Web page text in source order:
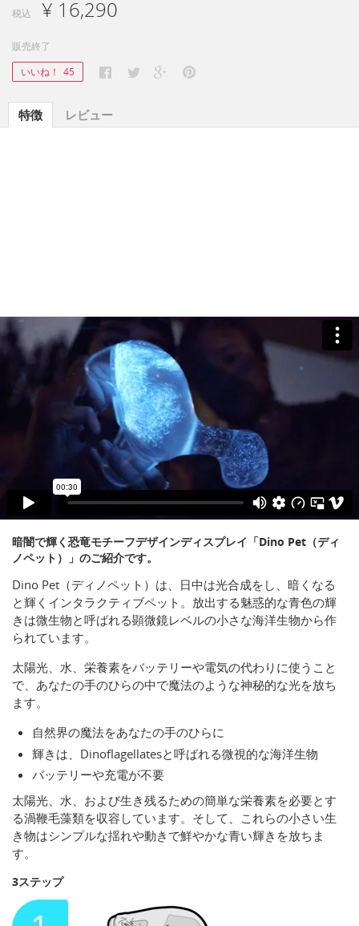
税込 ¥ 16,290
販売終了
いいね！ 45
特徴 レビュー
暗闇で輝く恐竜モチーフデザインディスプレイ「Dino Pet（ディ
ノペット）」のご紹介です。
Dino Pet（ディノペット）は、日中は光合成をし、暗くなる
と輝くインタラクティブペット。放出する魅惑的な青色の輝
きは微生物と呼ばれる顕微鏡レベルの小さな海洋生物から作
られています。
太陽光、水、栄養素をバッテリーや電気の代わりに使うこと
で、あなたの手のひらの中で魔法のような神秘的な光を放ち
ます。
自然界の魔法をあなたの手のひらに
輝きは、Dinoflagellatesと呼ばれる微視的な海洋生物
バッテリーや充電が不要
太陽光、水、および生き残るための簡単な栄養素を必要とす
る渦鞭毛藻類を収容しています。そして、これらの小さい生
き物はシンプルな揺れや動きで鮮やかな青い輝きを放ちま
す。
3ステップ